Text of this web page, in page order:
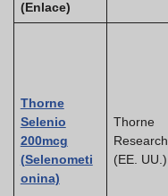
(Enlace)
Thorne
Selenio
200mcg
(Selenometi
onina)
Thorne
Research
(EE. UU.)